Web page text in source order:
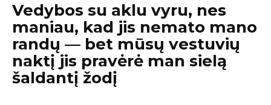
Vedybos su aklu vyru, nes
maniau, kad jis nemato mano
randų — bet mūsų vestuvių
naktį jis pravėrė man sielą
šaldantį žodį